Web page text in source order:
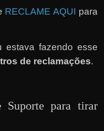
RECLAME AQUI para
estava fazendo esse
de reclamações.
Suporte para tirar